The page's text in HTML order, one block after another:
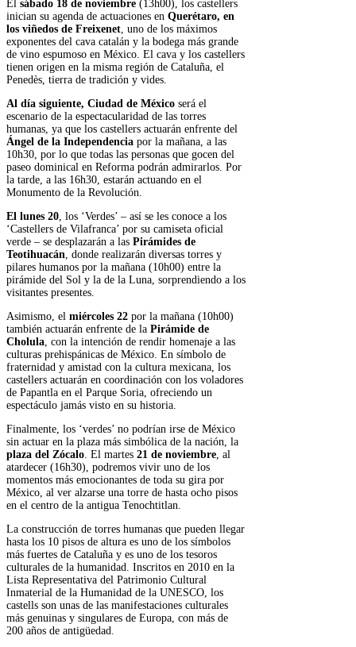
El sábado 18 de noviembre (13h00), los castellers
inician su agenda de actuaciones en Querétaro, en
los viñedos de Freixenet , uno de los máximos
exponentes del cava catalán y la bodega más grande
de vino espumoso en México. El cava y los castellers
tienen origen en la misma región de Cataluña, el
Penedès, tierra de tradición y vides.
Al día siguiente, Ciudad de México será el
escenario de la espectacularidad de las torres
humanas, ya que los castellers actuarán enfrente del
Ángel de la Independencia por la mañana, a las
10h30, por lo que todas las personas que gocen del
paseo dominical en Reforma podrán admirarlos. Por
la tarde, a las 16h30, estarán actuando en el
Monumento de la Revolución.
El lunes 20 , los ‘Verdes’ – así se les conoce a los
‘Castellers de Vilafranca’ por su camiseta oficial
verde – se desplazarán a las Pirámides de
Teotihuacán , donde realizarán diversas torres y
pilares humanos por la mañana (10h00) entre la
pirámide del Sol y la de la Luna, sorprendiendo a los
visitantes presentes.
Asimismo, el miércoles 22 por la mañana (10h00)
también actuarán enfrente de la Pirámide de
Cholula , con la intención de rendir homenaje a las
culturas prehispánicas de México. En símbolo de
fraternidad y amistad con la cultura mexicana, los
castellers actuarán en coordinación con los voladores
de Papantla en el Parque Soria, ofreciendo un
espectáculo jamás visto en su historia.
Finalmente, los ‘verdes’ no podrían irse de México
sin actuar en la plaza más simbólica de la nación, la
plaza del Zócalo . El martes 21 de noviembre , al
atardecer (16h30), podremos vivir uno de los
momentos más emocionantes de toda su gira por
México, al ver alzarse una torre de hasta ocho pisos
en el centro de la antigua Tenochtitlan.
La construcción de torres humanas que pueden llegar
hasta los 10 pisos de altura es uno de los símbolos
más fuertes de Cataluña y es uno de los tesoros
culturales de la humanidad. Inscritos en 2010 en la
Lista Representativa del Patrimonio Cultural
Inmaterial de la Humanidad de la UNESCO, los
castells son unas de las manifestaciones culturales
más genuinas y singulares de Europa, con más de
200 años de antigüedad.